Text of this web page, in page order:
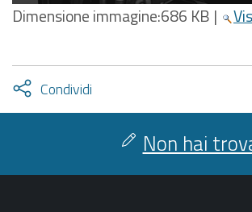
Dimensione immagine:686 KB |
Condividi
facebook
Attiva
condividi
Non hai